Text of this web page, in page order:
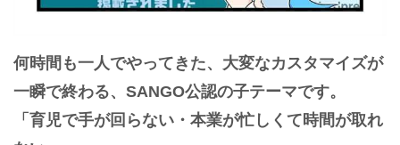
何時間も一人でやってきた、大変なカスタマイズが
一瞬で終わる、SANGO公認の子テーマです。
「育児で手が回らない・本業が忙しくて時間が取れ